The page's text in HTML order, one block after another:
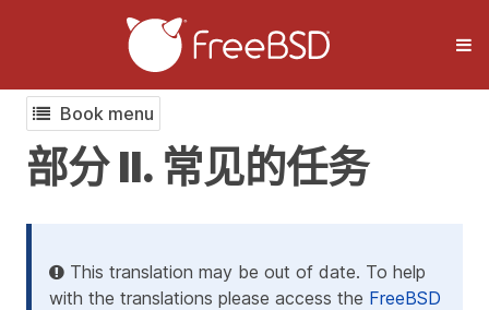
Book menu
部分 II. 常见的任务
This translation may be out of date. To help
with the translations please access the FreeBSD